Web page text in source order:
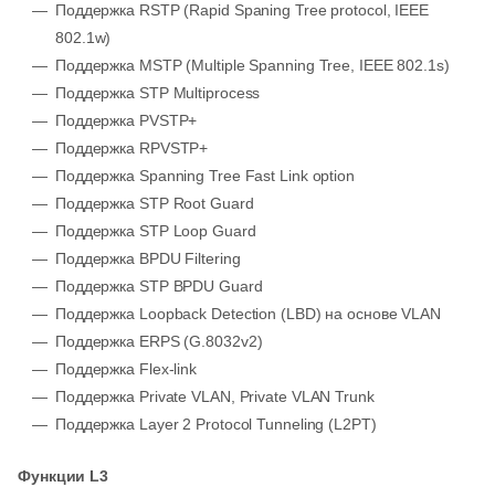
Поддержка RSTP (Rapid Spaning Tree protocol, IEEE
802.1w)
Поддержка MSTP (Multiple Spanning Tree, IEEE 802.1s)
Поддержка STP Multiprocess
Поддержка PVSTP+
Поддержка RPVSTP+
Поддержка Spanning Tree Fast Link option
Поддержка STP Root Guard
Поддержка STP Loop Guard
Поддержка BPDU Filtering
Поддержка STP BPDU Guard
Поддержка Loopback Detection (LBD) на основе VLAN
Поддержка ERPS (G.8032v2)
Поддержка Flex-link
Поддержка Private VLAN, Private VLAN Trunk
Поддержка Layer 2 Protocol Tunneling (L2PT)
Функции L3